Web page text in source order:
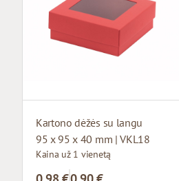
Kartono dėžės su langu
95 x 95 x 40 mm | VKL18
Kaina už 1 vienetą